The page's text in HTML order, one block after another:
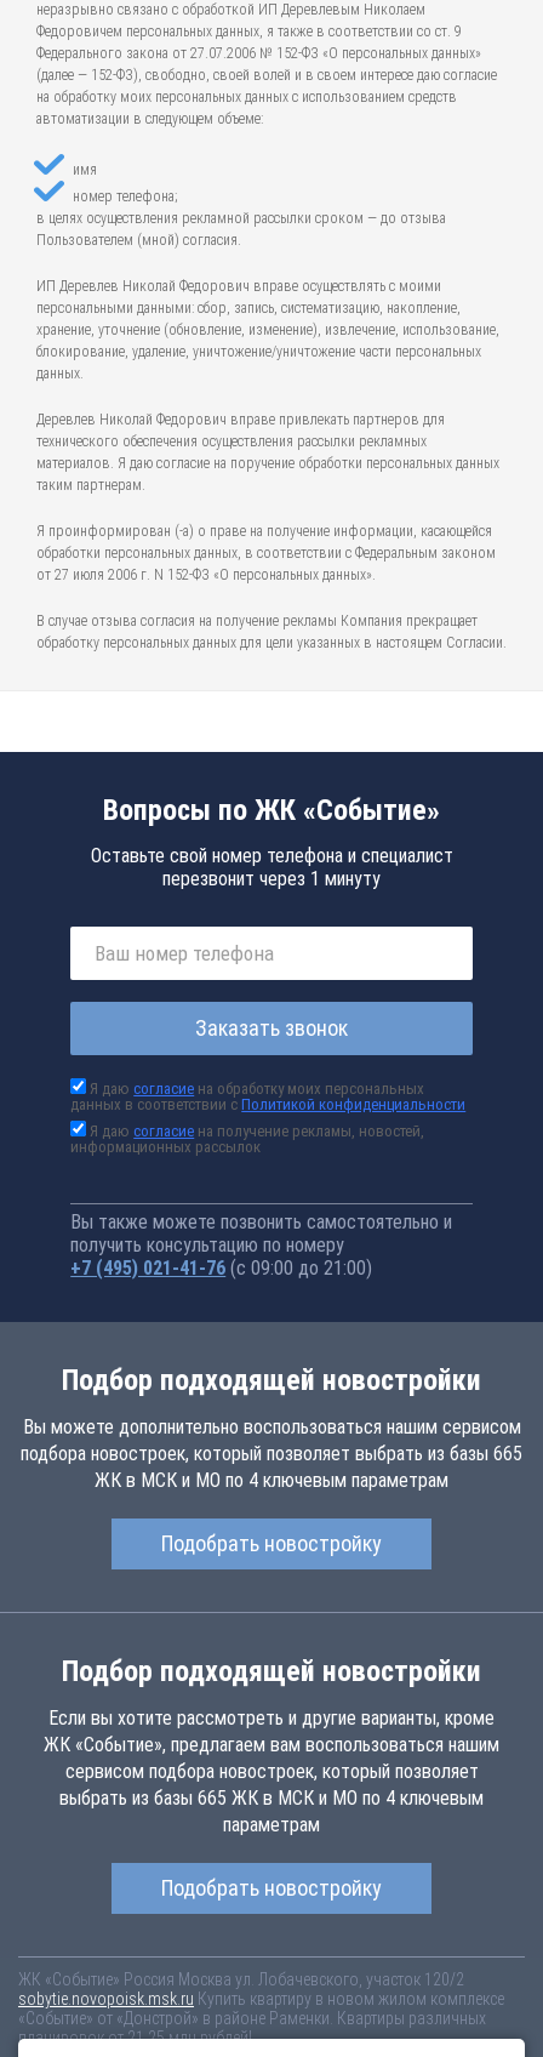
неразрывно связано с обработкой ИП Деревлевым Николаем
Федоровичем персональных данных, я также в соответствии со ст. 9
Федерального закона от 27.07.2006 № 152-ФЗ «О персональных данных»
(далее — 152-ФЗ), свободно, своей волей и в своем интересе даю согласие
на обработку моих персональных данных с использованием средств
автоматизации в следующем объеме:
имя
номер телефона;
в целях осуществления рекламной рассылки сроком — до отзыва
Пользователем (мной) согласия.
ИП Деревлев Николай Федорович вправе осуществлять с моими
персональными данными: сбор, запись, систематизацию, накопление,
хранение, уточнение (обновление, изменение), извлечение, использование,
блокирование, удаление, уничтожение/уничтожение части персональных
данных.
Деревлев Николай Федорович вправе привлекать партнеров для
технического обеспечения осуществления рассылки рекламных
материалов. Я даю согласие на поручение обработки персональных данных
таким партнерам.
Я проинформирован (-а) о праве на получение информации, касающейся
обработки персональных данных, в соответствии с Федеральным законом
от 27 июля 2006 г. N 152-ФЗ «О персональных данных».
В случае отзыва согласия на получение рекламы Компания прекращает
обработку персональных данных для цели указанных в настоящем Согласии.
Вопросы по ЖК «Событие»
Оставьте свой номер телефона и специалист
перезвонит через 1 минуту
Заказать звонок
Я даюсогласие на обработку моих персональных
данных в соответствии сПолитикой конфиденциальности
Я даюсогласие на получение рекламы, новостей,
информационных рассылок
Вы также можете позвонить самостоятельно и
получить консультацию по номеру
+7 (495) 021-41-76 (с 09:00 до 21:00)
Подбор подходящей новостройки
Вы можете дополнительно воспользоваться нашим сервисом
подбора новостроек, который позволяет выбрать из базы 665
ЖК в МСК и МО по 4 ключевым параметрам
Подобрать новостройку
Подбор подходящей новостройки
Если вы хотите рассмотреть и другие варианты, кроме
ЖК «Событие», предлагаем вам воспользоваться нашим
сервисом подбора новостроек, который позволяет
выбрать из базы 665 ЖК в МСК и МО по 4 ключевым
параметрам
Подобрать новостройку
ЖК «Событие» Россия Москва ул. Лобачевского, участок 120/2
sobytie.novopoisk.msk.ru Купить квартиру в новом жилом комплексе
«Событие» от «Донстрой» в районе Раменки. Квартиры различных
планировок от 21.25 млн рублей!